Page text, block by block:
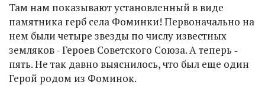
Там нам показывают установленный в виде
памятника герб села Фоминки! Первоначально на
нем были четыре звезды по числу известных
земляков - Героев Советского Союза. А теперь ‑
пять. Не так давно выяснилось, что был еще один
Герой родом из Фоминок.